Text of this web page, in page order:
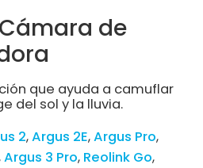
de
que ayuda a camuflar
del sol y la lluvia.
2 Argus 2E Argus Pro
Argus 3 Pro Reolink Go